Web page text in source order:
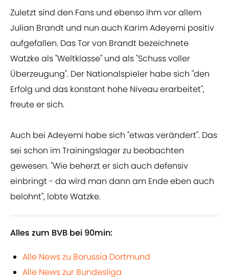
Zuletzt sind den Fans und ebenso ihm vor allem
Julian Brandt und nun auch Karim Adeyemi positiv
aufgefallen. Das Tor von Brandt bezeichnete
Watzke als "Weltklasse" und als "Schuss voller
Überzeugung". Der Nationalspieler habe sich "den
Erfolg und das konstant hohe Niveau erarbeitet",
freute er sich.
Auch bei Adeyemi habe sich "etwas verändert". Das
sei schon im Trainingslager zu beobachten
gewesen. "Wie beherzt er sich auch defensiv
einbringt - da wird man dann am Ende eben auch
belohnt", lobte Watzke.
Alles zum BVB bei 90min:
Alle News zu Borussia Dortmund
Alle News zur Bundesliga